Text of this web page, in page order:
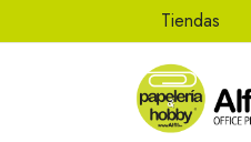
Tiendas